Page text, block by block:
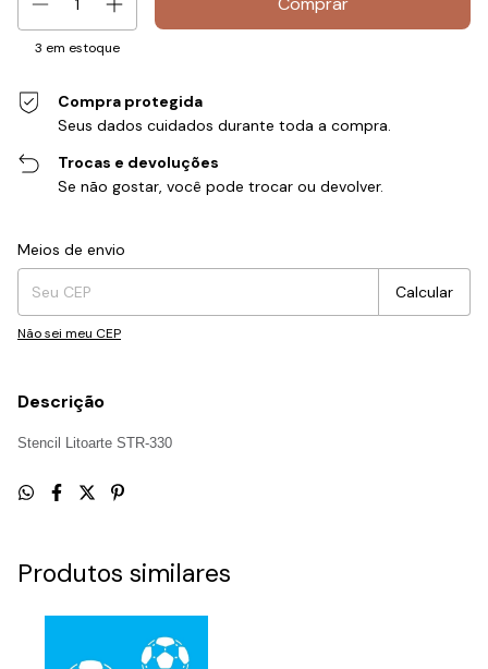
3 em estoque
Compra protegida
Seus dados cuidados durante toda a compra.
Trocas e devoluções
Se não gostar, você pode trocar ou devolver.
Entregas para o CEP:
Meios de envio
Calcular
Não sei meu CEP
Descrição
Stencil Litoarte STR-330
Produtos similares